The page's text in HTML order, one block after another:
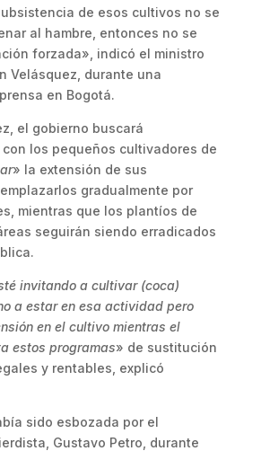
de esos cultivos no se
al hambre, entonces no se
forzada», indicó el ministro
Velásquez, durante una
en Bogotá.
el gobierno buscará
con los pequeños cultivadores de
» la extensión de sus
gradualmente por
mientras que los plantíos de
seguirán siendo erradicados
invitando a cultivar (coca)
a estar en esa actividad pero
en el cultivo mientras el
estos programas» de sustitución
y rentables, explicó
sido esbozada por el
Gustavo Petro, durante